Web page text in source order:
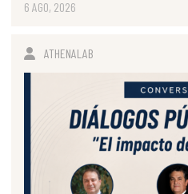
6 AGO, 2026
ATHENALAB